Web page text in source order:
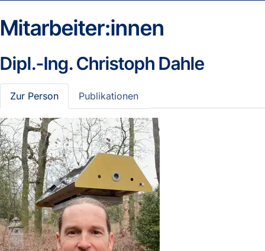
Mitarbeiter:innen
Dipl.-Ing.Christoph Dahle
Zur Person Publikationen